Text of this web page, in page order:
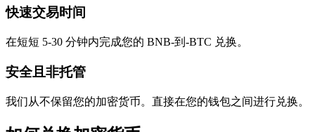
快速交易时间
在短短 5-30 分钟内完成您的 BNB-到-BTC 兑换。
安全且非托管
我们从不保留您的加密货币。直接在您的钱包之间进行兑换。